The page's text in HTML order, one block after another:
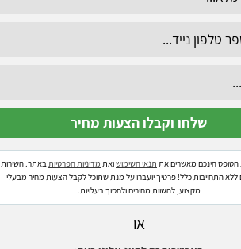
הינכם מאשרים את תנאי השימושואת מדיניות הפרטיותבאתר. השירות
ללא התחייבות כלל! פרטיך יועברו על מנת שתוכל לקבל הצעות מחיר מבעלי
מקצוע, להשוות מחירים ולחסוך בעלויות.
או